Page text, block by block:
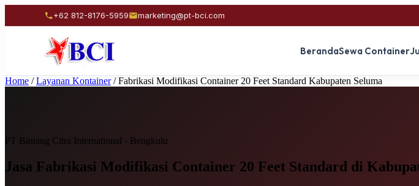
+62 812-8176-5959 marketing@pt-bci.com
BerandaSewa Container
Home / Layanan Kontainer / Fabrikasi Modifikasi Container 20 Feet Standard Kabupaten Seluma
PT Bintang Citra International - Bengkulu
Jasa Fabrikasi Modifikasi Container 20 Feet Standard di